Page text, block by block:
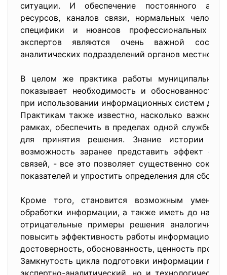
ситуации. И обеспечение постоянного
ресурсов, каналов связи, нормальных
специфики и нюансов профессиональных
экспертов являются очень важной
аналитических подразделений органов
В целом же практика работы муниципальных
показывает необходимость и обоснованность
при использовании информационных систем для
Практикам также известно, насколько важно,
рамках, обеспечить в пределах одной службы
для принятия решения. Знание истории
возможность заранее представить эффект от
связей, - все это позволяет существенно
показателей и упростить определения для
Кроме того, становится возможным
обработки информации, а также иметь до
отрицательные примеры решения
повысить эффективность работы
достоверность, обоснованность, ценность
Замкнутость цикла подготовки информации
экспертно-аналитический, но и